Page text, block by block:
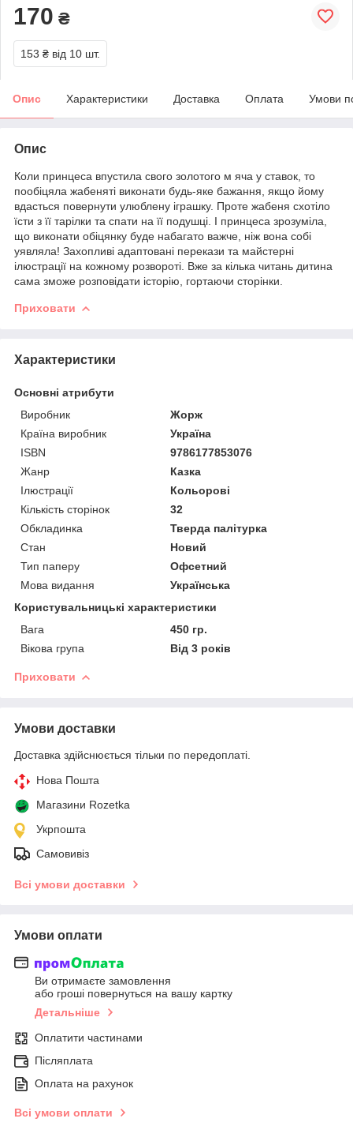
170 ₴
153 ₴ від 10 шт.
Опис Характеристики Доставка Оплата Умови
Опис
Коли принцеса впустила свого золотого м яча у ставок, то
пообіцяла жабеняті виконати будь-яке бажання, якщо йому
вдасться повернути улюблену іграшку. Проте жабеня схотіло
їсти з її тарілки та спати на її подушці. І принцеса зрозуміла,
що виконати обіцянку буде набагато важче, ніж вона собі
уявляла! Захопливі адаптовані перекази та майстерні
ілюстрації на кожному розвороті. Вже за кілька читань дитина
сама зможе розповідати історію, гортаючи сторінки.
Приховати
Характеристики
Основні атрибути
Виробник
Жорж
Країна виробник
Україна
ISBN
9786177853076
Жанр
Казка
Ілюстрації
Кольорові
Кількість сторінок
32
Обкладинка
Тверда палітурка
Стан
Новий
Тип паперу
Офсетний
Мова видання
Українська
Користувальницькі характеристики
Вага
450 гр.
Вікова група
Від 3 років
Приховати
Умови доставки
Доставка здійснюється тільки по передоплаті.
Нова Пошта
Магазини Rozetka
Укрпошта
Самовивіз
Всі умови доставки
Умови оплати
Ви отримаєте замовлення
або гроші повернуться на вашу картку
Детальніше
Оплатити частинами
Післяплата
Оплата на рахунок
Всі умови оплати